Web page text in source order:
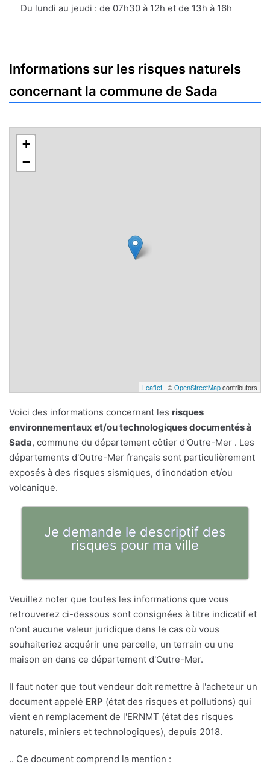
Du lundi au jeudi : de 07h30 à 12h et de 13h à 16h
Informations sur les risques naturels
concernant la commune de Sada
+
−
Leaflet | ©OpenStreetMapcontributors
Voici des informations concernant les risques
environnementaux et/ou technologiques documentés à
Sada, commune du département côtier d'Outre-Mer . Les
départements d'Outre-Mer français sont particulièrement
exposés à des risques sismiques, d'inondation et/ou
volcanique.
Je demande le descriptif des
risques pour ma ville
Veuillez noter que toutes les informations que vous
retrouverez ci-dessous sont consignées à titre indicatif et
n'ont aucune valeur juridique dans le cas où vous
souhaiteriez acquérir une parcelle, un terrain ou une
maison en dans ce département d'Outre-Mer.
Il faut noter que tout vendeur doit remettre à l'acheteur un
document appelé ERP (état des risques et pollutions) qui
vient en remplacement de l'ERNMT (état des risques
naturels, miniers et technologiques), depuis 2018.
.. Ce document comprend la mention :